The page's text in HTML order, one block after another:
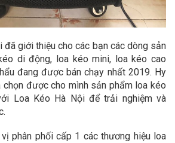
đã giới thiệu cho các bạn các dòng sản
di động, loa kéo mini, loa kéo cao
đang được bán chạy nhất 2019. Hy
được cho mình sản phẩm loa kéo
Loa Kéo Hà Nội để trải nghiệm và
phân phối cấp 1 các thương hiệu loa